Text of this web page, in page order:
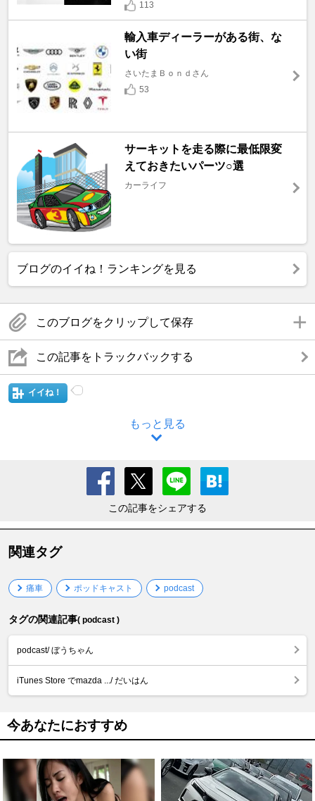
113
輸入車ディーラーがある街、な
い街
さいたまＢｏｎｄさん
53
サーキットを走る際に最低限変
えておきたいパーツ○選
カーライフ
ブログのイイね！ランキングを見る
このブログをクリップして保存
この記事をトラックバックする
イイね！
もっと見る
この記事をシェアする
関連タグ
痛車 ポッドキャスト podcast
タグの関連記事( podcast )
podcast/ ぼうちゃん
iTunes Store でmazda .../ だいはん
今あなたにおすすめ